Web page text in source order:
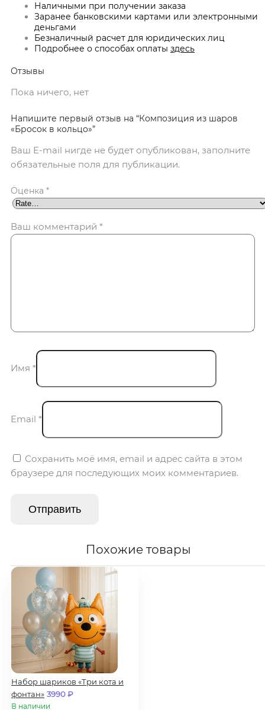
Наличными при получении заказа
Заранее банковскими картами или электронными
деньгами
Безналичный расчет для юридических лиц
Подробнее о способах оплаты здесь
Отзывы
Пока ничего, нет
Напишите первый отзыв на “Композиция из шаров
«Бросок в кольцо»”
Ваш E-mail нигде не будет опубликован, заполните
обязательные поля для публикации.
Оценка *
Ваш комментарий *
Имя *
Email *
Сохранить моё имя, email и адрес сайта в этом
браузере для последующих моих комментариев.
Похожие товары
Набор шариков «Три кота и
фонтан» 3990₽
В наличии